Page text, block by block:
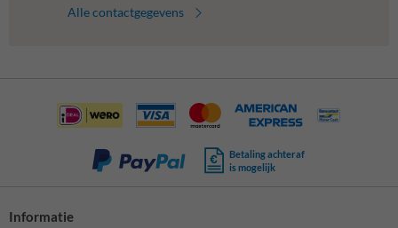
Alle contactgegevens
Betaling achteraf
is mogelijk
Informatie